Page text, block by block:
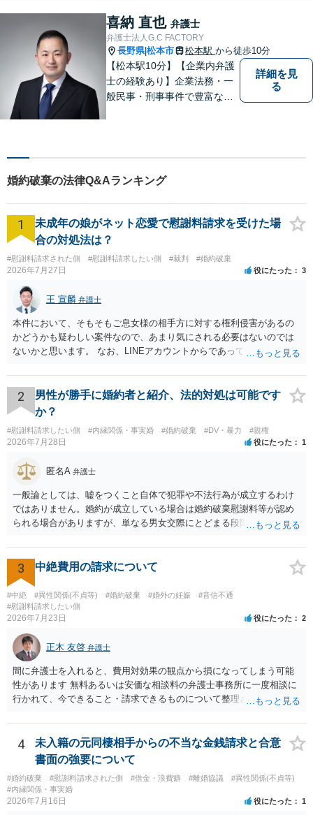
忙しい方もお気軽にご相談く
ださい。
喜納 直也 弁護士
弁護士法人G.C FACTORY
長野県|松本市 松本駅 から徒歩10分
【松本駅10分】【企業内弁護
士の経験あり】企業法務・一
般民事・刑事事件で豊富な実
供します。
詳細を見
る
婚約破棄の法律Q&Aランキング
1
未成年の娘がネット恋愛で慰謝料請求を受けた場
合の対処法は？
#慰謝料請求された側 #慰謝料請求したい側 #裁判 #婚約破棄
2026年7月27日 役にたった 3
王 宣麟 弁護士
本件において、そもそもご息女様の相手方に対する権利侵害があるの
かどうかも疑わしい案件なので、あまり気にされる必要はないのでは
ないかと思います。 なお、LINEアカウントからであっても、そこに紐
るパターンはありえるものの、本件のような精神的損害が発生したと
明確にいえないような案件において開示がなされる可能性も低いので
はないかと推察します。
2
男性が勝手に婚約者と紹介、法的対処は可能です
か？
#慰謝料請求したい側 #内縁関係・事実婚 #婚約破棄 #DV・暴力 #親権
2026年7月28日 役にたった 1
匿名A 弁護士
一般論としては、嘘をつくこと自体で犯罪や不法行為が成立するわけ
ではありません。婚約が成立している場合は婚約破棄慰謝料等が認め
られる場合がありますが、単なる男女交際にとどまる段階の場合、独
慰謝料は生じないことが多いと思われます。 お怒りはごもっともです
が、仮に交際を進めたとしても後に相手を信頼できなくなる可能性が
高かったということですので、むしろ結婚しなくてよかったと割り切
って、交際を終わらせるのがよいと思います。
3 中絶費用の請求について
#中絶 #異性関係(不貞等) #婚約破棄 #婚外の妊娠
#音信不通
#慰謝料請求したい側
2026年7月23日 役にたった 2
正木 友啓 弁護士
間に弁護士を入れると、費用対効果の観点から損になってしまう可能
性があります 無料あるいは安価な相談料の弁護士事務所に一度相談に
行かれて、今できること・請求できるものについて整理されるのがよ
4
未入籍の元同棲相手からの不当な金銭請求と合意
書面の強要について
#婚約破棄 #慰謝料請求された側 #借金・浪費癖 #離婚協議
#異性関係(不貞等)
#内縁関係・事実婚
2026年7月16日 役にたった 1